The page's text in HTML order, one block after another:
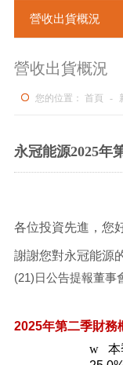
重要子公司
工作環境
檢測設備
營收出貨概況
營收出貨概況
您的位置：首頁 -
永冠能源2025年
各位投資先進，您
謝謝您對永冠能源
(21)日公告提報董事
2025年第二季財務
w
本